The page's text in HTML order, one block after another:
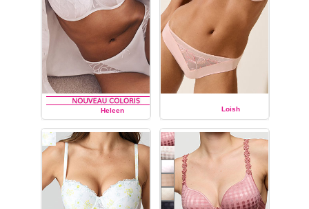
Heleen
MARIE JO
Loish
MARIE JO